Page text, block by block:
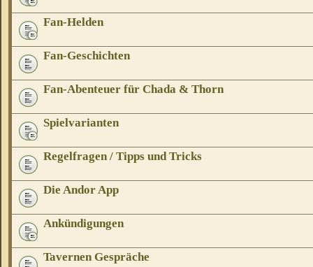
Fan-Helden
Fan-Geschichten
Fan-Abenteuer für Chada & Thorn
Spielvarianten
Regelfragen / Tipps und Tricks
Die Andor App
Ankündigungen
Tavernen Gespräche